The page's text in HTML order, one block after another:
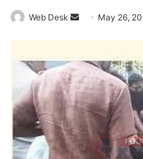
Web Desk
Send May 26,